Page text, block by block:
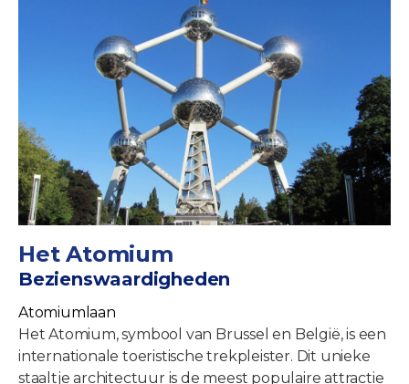
Het Atomium
Bezienswaardigheden
Atomiumlaan
Het Atomium, symbool van Brussel en België, is een
internationale toeristische trekpleister. Dit unieke
staaltje architectuur is de meest populaire attractie